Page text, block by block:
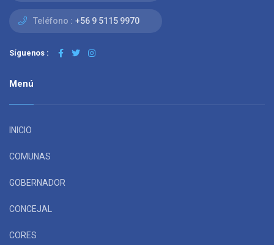
Teléfono : +56 9 5115 9970
Síguenos :
Menú
INICIO
COMUNAS
GOBERNADOR
CONCEJAL
CORES